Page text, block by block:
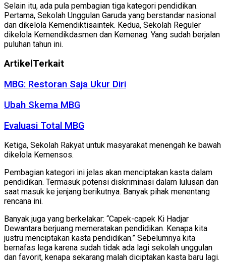
Selain itu, ada pula pembagian tiga kategori pendidikan.
Pertama, Sekolah Unggulan Garuda yang berstandar nasional
dan dikelola Kemendiktisaintek. Kedua, Sekolah Reguler
dikelola Kemendikdasmen dan Kemenag. Yang sudah berjalan
puluhan tahun ini.
Artikel Terkait
MBG: Restoran Saja Ukur Diri
Ubah Skema MBG
Evaluasi Total MBG
Ketiga, Sekolah Rakyat untuk masyarakat menengah ke bawah
dikelola Kemensos.
Pembagian kategori ini jelas akan menciptakan kasta dalam
pendidikan. Termasuk potensi diskriminasi dalam lulusan dan
saat masuk ke jenjang berikutnya. Banyak pihak menentang
rencana ini.
Banyak juga yang berkelakar: “Capek-capek Ki Hadjar
Dewantara berjuang memeratakan pendidikan. Kenapa kita
justru menciptakan kasta pendidikan.” Sebelumnya kita
bernafas lega karena sudah tidak ada lagi sekolah unggulan
dan favorit, kenapa sekarang malah diciptakan kasta baru lagi.